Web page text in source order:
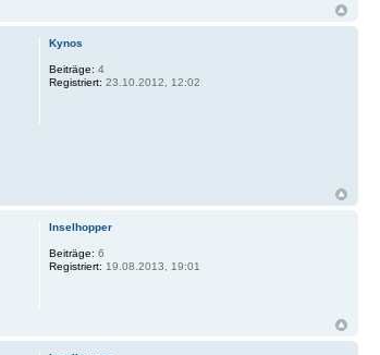
Kynos
Beiträge: 4
Registriert: 23.10.2012, 12:02
Inselhopper
Beiträge: 6
Registriert: 19.08.2013, 19:01